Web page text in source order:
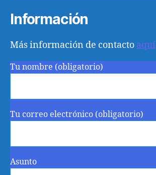
Información
Más información de contacto aquí
Tu nombre (obligatorio)
Tu correo electrónico (obligatorio)
Asunto